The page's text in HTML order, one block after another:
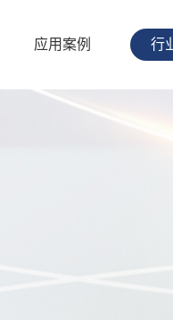
应用案例 行